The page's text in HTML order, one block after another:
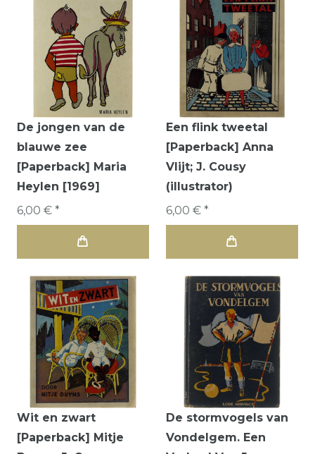
De jongen van de
blauwe zee
[Paperback] Maria
Heylen [1969]
6,00 € *
Een flink tweetal
[Paperback] Anna
Vlijt; J. Cousy
(illustrator)
6,00 € *
Wit en zwart
[Paperback] Mitje
De stormvogels van
Vondelgem. Een